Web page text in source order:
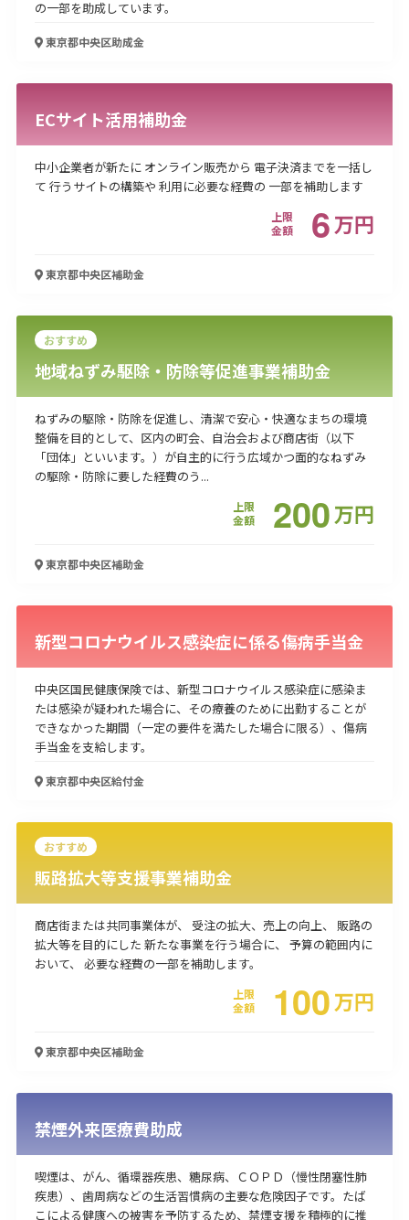
の一部を助成しています。
東京都中央区助成金
ECサイト活用補助金
中小企業者が新たに オンライン販売から 電子決済までを一括し
て 行うサイトの構築や 利用に必要な経費の 一部を補助します
上限
金額
6万円
東京都中央区補助金
おすすめ
地域ねずみ駆除・防除等促進事業補助金
ねずみの駆除・防除を促進し、清潔で安心・快適なまちの環境
整備を目的として、区内の町会、自治会および商店街（以下
「団体」といいます。）が自主的に行う広域かつ面的なねずみ
の駆除・防除に要した経費のう...
上限
金額
200万円
東京都中央区補助金
新型コロナウイルス感染症に係る傷病手当金
中央区国民健康保険では、新型コロナウイルス感染症に感染ま
たは感染が疑われた場合に、その療養のために出勤することが
できなかった期間（一定の要件を満たした場合に限る）、傷病
手当金を支給します。
東京都中央区給付金
おすすめ
販路拡大等支援事業補助金
商店街または共同事業体が、 受注の拡大、売上の向上、 販路の
拡大等を目的にした 新たな事業を行う場合に、 予算の範囲内に
おいて、 必要な経費の一部を補助します。
上限
金額
100万円
東京都中央区補助金
禁煙外来医療費助成
喫煙は、がん、循環器疾患、糖尿病、ＣＯＰＤ（慢性閉塞性肺
疾患）、歯周病などの生活習慣病の主要な危険因子です。たば
こによる健康への被害を予防するため、禁煙支援を積極的に推